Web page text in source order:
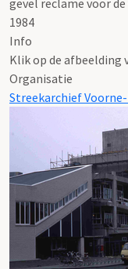
1984
Info
Klik op de
Organisatie
Streekarchief